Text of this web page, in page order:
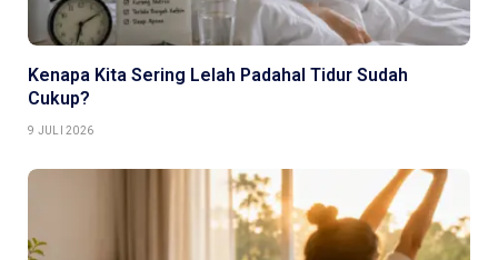
Kenapa Kita Sering Lelah Padahal Tidur Sudah
Cukup?
9 JULI 2026